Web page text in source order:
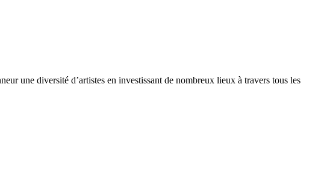
une diversité d’artistes en investissant de nombreux lieux à travers tous les